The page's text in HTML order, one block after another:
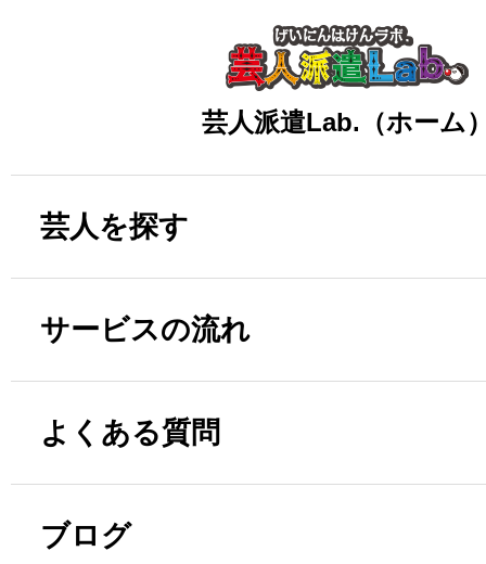
芸人派遣Lab.（ホーム
芸人を探す
サービスの流れ
よくある質問
ブログ